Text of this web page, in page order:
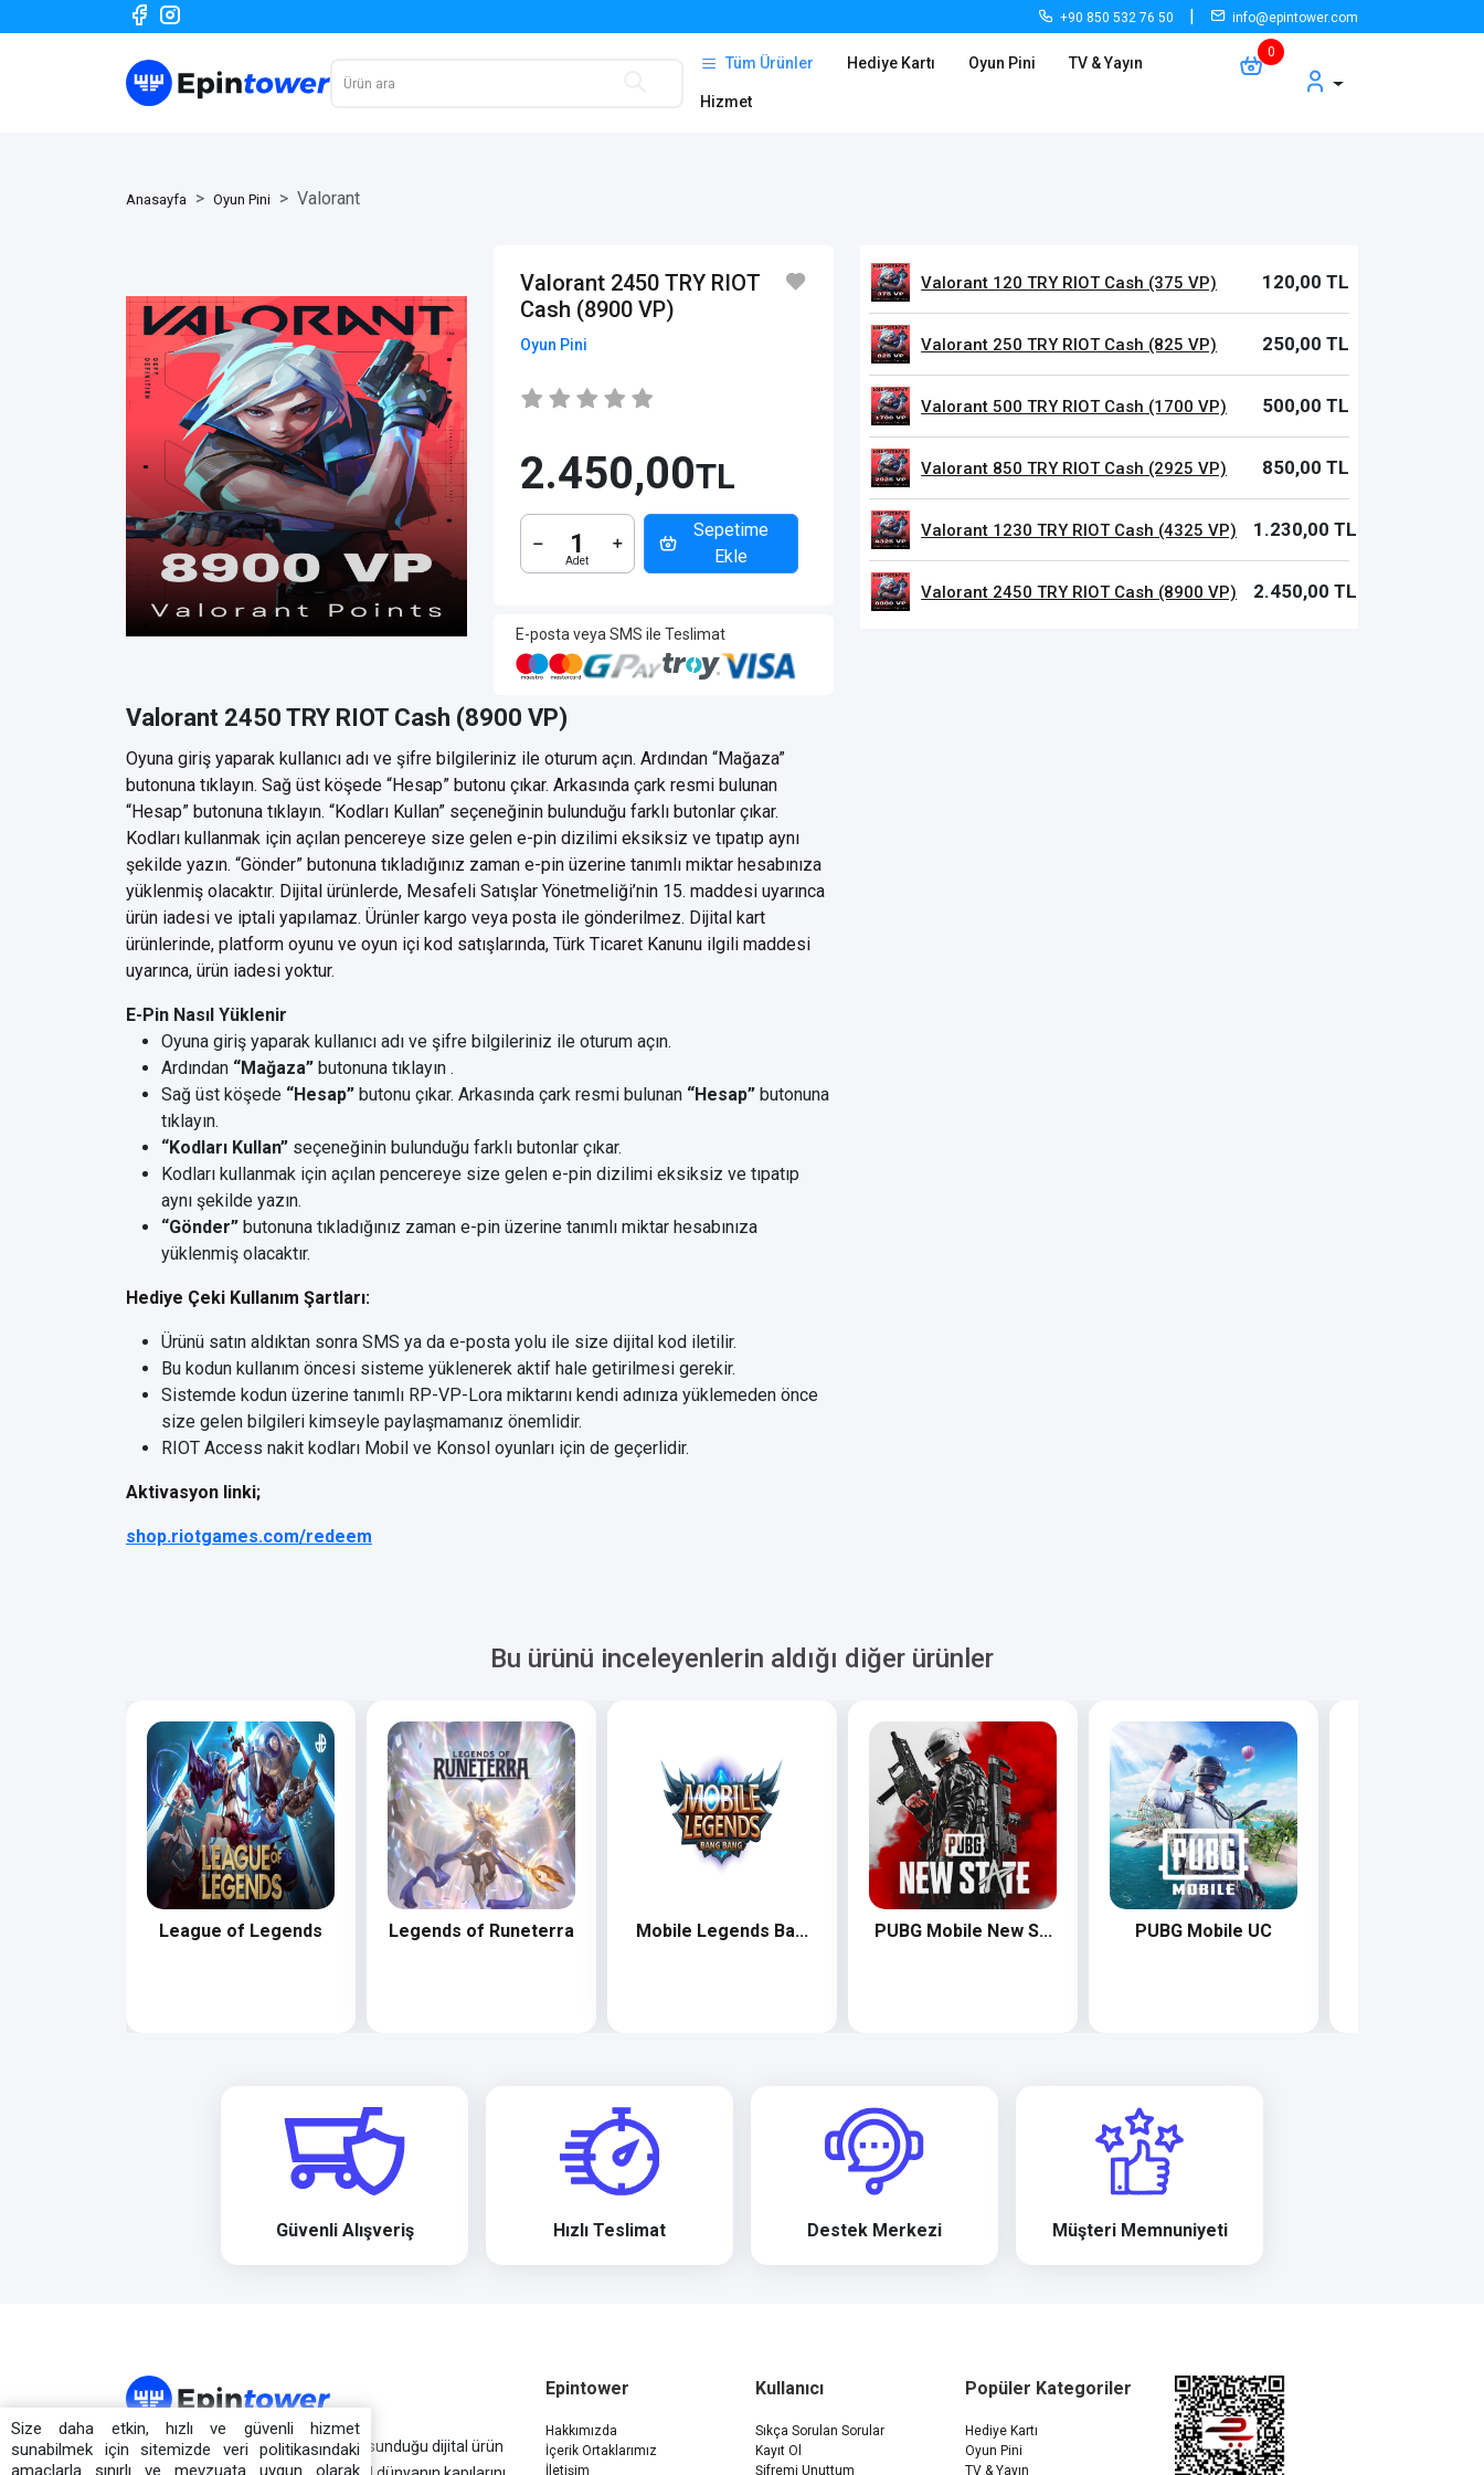
+90 850 532 76 50 | info@epintower.com
Tüm Ürünler Hediye Kartı Oyun Pini TV & Yayın
Hizmet
Anasayfa Oyun Pini Valorant
Valorant 2450 TRY RIOT
Cash (8900 VP)
Oyun Pini
2.450,00TL
Sepetime
Ekle
E-posta veya SMS ile Teslimat
Valorant 2450 TRY RIOT Cash (8900 VP)
Oyuna giriş yaparak kullanıcı adı ve şifre bilgileriniz ile oturum açın. Ardından “Mağaza”
butonuna tıklayın. Sağ üst köşede “Hesap” butonu çıkar. Arkasında çark resmi bulunan
“Hesap” butonuna tıklayın. “Kodları Kullan” seçeneğinin bulunduğu farklı butonlar çıkar.
Kodları kullanmak için açılan pencereye size gelen e-pin dizilimi eksiksiz ve tıpatıp aynı
şekilde yazın. “Gönder” butonuna tıkladığınız zaman e-pin üzerine tanımlı miktar hesabınıza
yüklenmiş olacaktır. Dijital ürünlerde, Mesafeli Satışlar Yönetmeliği’nin 15. maddesi uyarınca
ürün iadesi ve iptali yapılamaz. Ürünler kargo veya posta ile gönderilmez. Dijital kart
ürünlerinde, platform oyunu ve oyun içi kod satışlarında, Türk Ticaret Kanunu ilgili maddesi
uyarınca, ürün iadesi yoktur.
E-Pin Nasıl Yüklenir
Oyuna giriş yaparak kullanıcı adı ve şifre bilgileriniz ile oturum açın.
Ardından “Mağaza” butonuna tıklayın .
Sağ üst köşede “Hesap” butonu çıkar. Arkasında çark resmi bulunan “Hesap” butonuna
tıklayın.
“Kodları Kullan” seçeneğinin bulunduğu farklı butonlar çıkar.
Kodları kullanmak için açılan pencereye size gelen e-pin dizilimi eksiksiz ve tıpatıp
aynı şekilde yazın.
“Gönder” butonuna tıkladığınız zaman e-pin üzerine tanımlı miktar hesabınıza
yüklenmiş olacaktır.
Hediye Çeki Kullanım Şartları:
Ürünü satın aldıktan sonra SMS ya da e-posta yolu ile size dijital kod iletilir.
Bu kodun kullanım öncesi sisteme yüklenerek aktif hale getirilmesi gerekir.
Sistemde kodun üzerine tanımlı RP-VP-Lora miktarını kendi adınıza yüklemeden önce
size gelen bilgileri kimseyle paylaşmamanız önemlidir.
RIOT Access nakit kodları Mobil ve Konsol oyunları için de geçerlidir.
Aktivasyon linki;
shop.riotgames.com/redeem
Valorant 120 TRY RIOT Cash (375 VP) 120,00 TL
Valorant 250 TRY RIOT Cash (825 VP) 250,00 TL
Valorant 500 TRY RIOT Cash (1700 VP) 500,00 TL
Valorant 850 TRY RIOT Cash (2925 VP) 850,00 TL
Valorant 1230 TRY RIOT Cash (4325 VP) 1.230,00 TL
Valorant 2450 TRY RIOT Cash (8900 VP) 2.450,00 TL
Bu ürünü inceleyenlerin aldığı diğer ürünler
League of Legends Legends of Runeterra Mobile Legends Ba... PUBG Mobile New S... PUBG Mobile UC
Güvenli Alışveriş Hızlı Teslimat Destek Merkezi Müşteri Memnuniyeti
Size daha etkin, hızlı ve güvenli hizmet
sunabilmek için sitemizde veri politikasındaki
amaçlarla sınırlı ve mevzuata uygun olarak
Epintower.com farklı kategorilerde sunduğu dijital ürün
Epintower
Hakkımızda
İçerik Ortaklarımız
İletişim
Kullanıcı
Sıkça Sorulan Sorular
Kayıt Ol
Şifremi Unuttum
Popüler Kategoriler
Hediye Kartı
Oyun Pini
TV & Yayın